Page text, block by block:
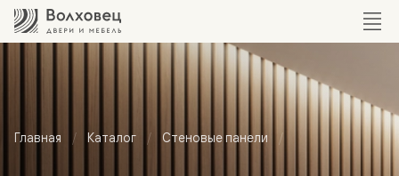
Главная Каталог Стеновые панели